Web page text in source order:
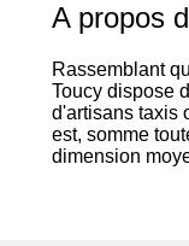
A propos
Rassemblant
Toucy dispose
d'artisans taxis
est, somme
dimension